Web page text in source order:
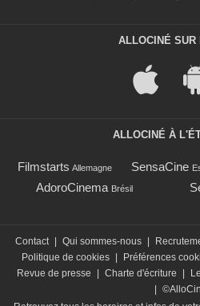
ALLOCINÉ SUR
ALLOCINÉ À
Filmstarts Allemagne SensaCine
AdoroCinema Brésil
Contact Qui sommes-nous
Politique de cookies
Préférences
Revue de presse
Charte d'écriture